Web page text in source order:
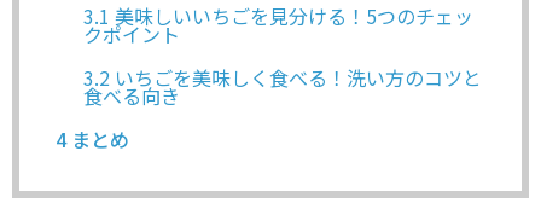
3.1 美味しいいちごを見分ける！5つのチェッ
クポイント
3.2いちごを美味しく食べる！洗い方のコツと
食べる向き
4まとめ